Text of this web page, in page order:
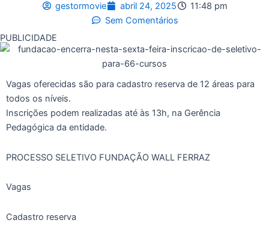
gestormovie abril 24, 2025
11:48 pm
Sem Comentários
PUBLICIDADE
Vagas oferecidas são para cadastro reserva de 12 áreas para
todos os níveis.
Inscrições podem realizadas até às 13h, na Gerência
Pedagógica da entidade.
PROCESSO SELETIVO FUNDAÇÃO WALL FERRAZ
Vagas
Cadastro reserva